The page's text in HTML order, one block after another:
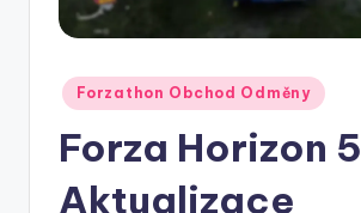
Posted
in
Forzathon Obchod Odměny
Forza Horizon 5
Aktualizace